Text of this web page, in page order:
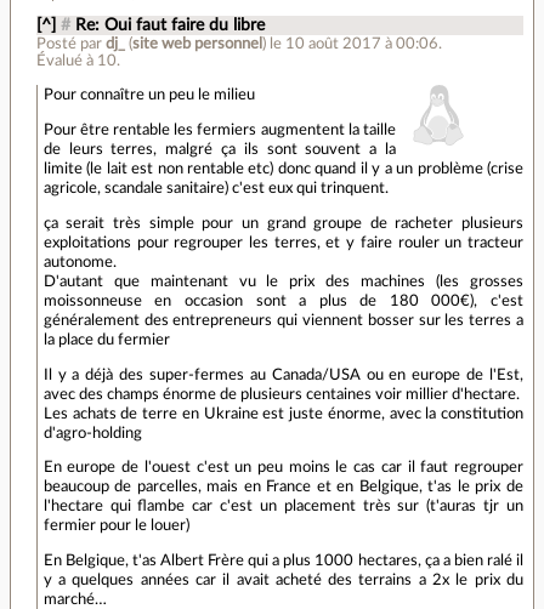
[^] # Re: Oui faut faire du libre
Posté par dj_ (site web personnel ) le 10 août 2017 à 00:06.
Évalué à 10.
Pour connaître un peu le milieu
Pour être rentable les fermiers augmentent la taille
de leurs terres, malgré ça ils sont souvent a la
limite (le lait est non rentable etc) donc quand il y a un problème (crise
agricole, scandale sanitaire) c'est eux qui trinquent.
ça serait très simple pour un grand groupe de racheter plusieurs
exploitations pour regrouper les terres, et y faire rouler un tracteur
autonome.
D'autant que maintenant vu le prix des machines (les grosses
moissonneuse en occasion sont a plus de 180 000€), c'est
généralement des entrepreneurs qui viennent bosser sur les terres a
la place du fermier
Il y a déjà des super-fermes au Canada/USA ou en europe de l'Est,
avec des champs énorme de plusieurs centaines voir millier d'hectare.
Les achats de terre en Ukraine est juste énorme, avec la constitution
d'agro-holding
En europe de l'ouest c'est un peu moins le cas car il faut regrouper
beaucoup de parcelles, mais en France et en Belgique, t'as le prix de
l'hectare qui flambe car c'est un placement très sur (t'auras tjr un
fermier pour le louer)
En Belgique, t'as Albert Frère qui a plus 1000 hectares, ça a bien ralé il
y a quelques années car il avait acheté des terrains a 2x le prix du
marché…